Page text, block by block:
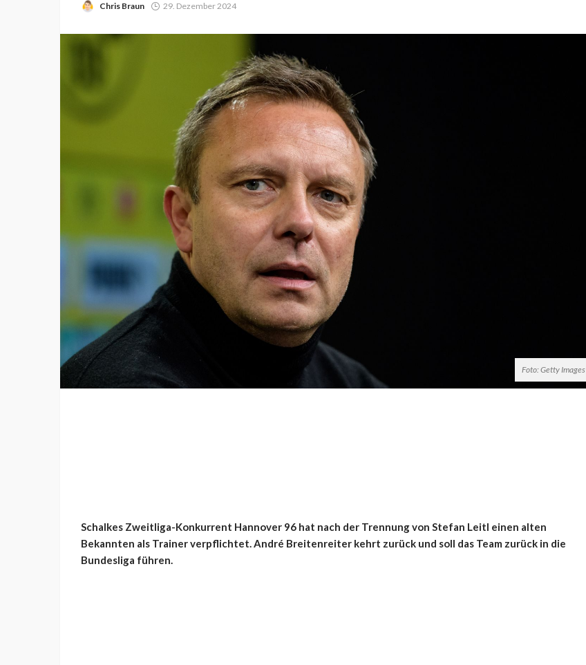
Chris Braun 29. Dezember 2024
Foto: Getty Images
Schalkes Zweitliga-Konkurrent Hannover 96 hat nach der Trennung von Stefan Leitl einen alten
Bekannten als Trainer verpflichtet. André Breitenreiter kehrt zurück und soll das Team zurück in die
Bundesliga führen.